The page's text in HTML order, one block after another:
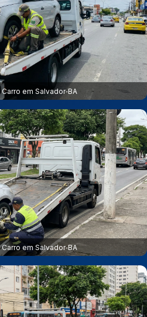
em Salvador‑BA
em Salvador‑BA